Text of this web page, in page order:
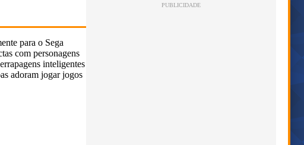
para o Sega
com personagens
inteligentes
adoram jogar jogos
PUBLICIDADE